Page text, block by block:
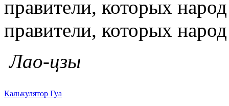
правители, которых
правители, которых
Лао-цзы
Калькулятор Гуа